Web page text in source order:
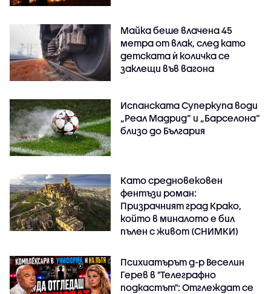
Майка беше влачена 45
метра от влак, след като
детската ѝ количка се
заклещи във вагона
Испанската Суперкупа води
„Реал Мадрид“ и „Барселона“
близо до България
Като средновековен
фентъзи роман:
Призрачният град Крако,
който в миналото е бил
пълен с живот (СНИМКИ)
Психиатърът д-р Веселин
Герев в "Телеграфно
подкастът": Отглеждат се